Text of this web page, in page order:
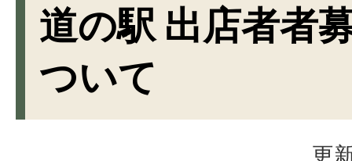
道の駅 出店者者
ついて
更